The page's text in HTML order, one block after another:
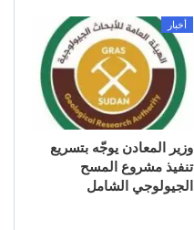
أخبار
وزير المعادن يوجّه بتسريع
تنفيذ مشروع المسح
الجيولوجي الشامل